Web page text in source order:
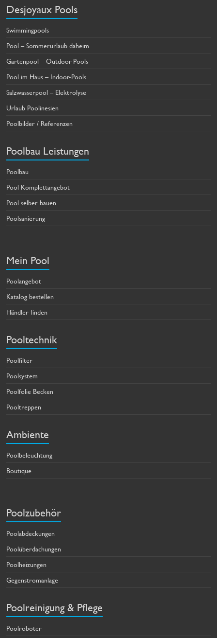
Desjoyaux Pools
Swimmingpools
Pool – Sommerurlaub daheim
Gartenpool – Outdoor-Pools
Pool im Haus – Indoor-Pools
Salzwasserpool – Elektrolyse
Urlaub Poolinesien
Poolbilder / Referenzen
Poolbau Leistungen
Poolbau
Pool Komplettangebot
Pool selber bauen
Poolsanierung
Mein Pool
Poolangebot
Katalog bestellen
Händler finden
Pooltechnik
Poolfilter
Poolsystem
Poolfolie Becken
Pooltreppen
Ambiente
Poolbeleuchtung
Boutique
Poolzubehör
Poolabdeckungen
Poolüberdachungen
Poolheizungen
Gegenstromanlage
Poolreinigung & Pflege
Poolroboter